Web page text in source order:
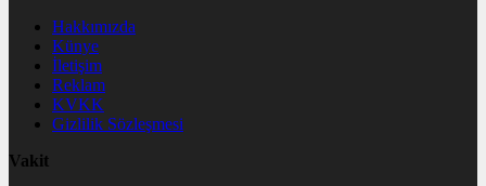
Hakkımızda
Künye
İletişim
Reklam
KVKK
Gizlilik Sözleşmesi
Vakit